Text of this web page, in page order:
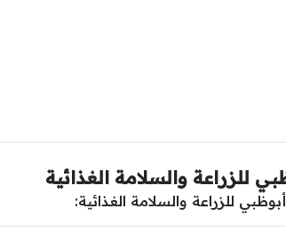
للزراعة والسلامة الغذائية
للزراعة والسلامة الغذائية: